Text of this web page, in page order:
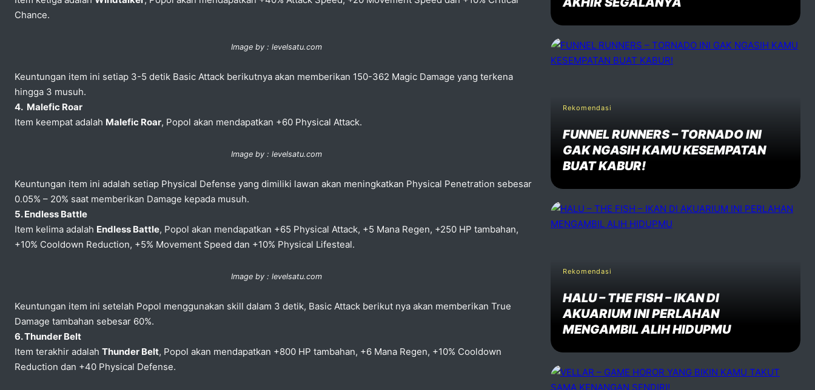
Chance.
Image by : levelsatu.com
Keuntungan item ini setiap 3-5 detik Basic Attack berikutnya akan memberikan 150-362 Magic Damage yang terkena
hingga 3 musuh.
4. Malefic Roar
Item keempat adalah Malefic Roar, Popol akan mendapatkan +60 Physical Attack.
Image by : levelsatu.com
Keuntungan item ini adalah setiap Physical Defense yang dimiliki lawan akan meningkatkan Physical Penetration sebesar
0.05% – 20% saat memberikan Damage kepada musuh.
5. Endless Battle
Item kelima adalah Endless Battle, Popol akan mendapatkan +65 Physical Attack, +5 Mana Regen, +250 HP tambahan,
+10% Cooldown Reduction, +5% Movement Speed dan +10% Physical Lifesteal.
Image by : levelsatu.com
Keuntungan item ini setelah Popol menggunakan skill dalam 3 detik, Basic Attack berikut nya akan memberikan True
Damage tambahan sebesar 60%.
6. Thunder Belt
Item terakhir adalah Thunder Belt, Popol akan mendapatkan +800 HP tambahan, +6 Mana Regen, +10% Cooldown
Reduction dan +40 Physical Defense.
Rekomendasi
FUNNEL RUNNERS – TORNADO INI
GAK NGASIH KAMU KESEMPATAN
BUAT KABUR!
Rekomendasi
HALU – THE FISH – IKAN DI
AKUARIUM INI PERLAHAN
MENGAMBIL ALIH HIDUPMU